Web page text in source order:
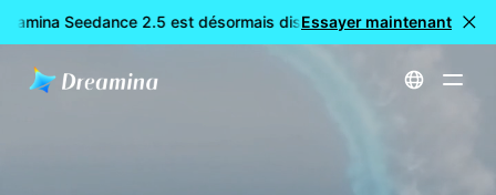
Seedance 2.5 est désormais disponible 🎉 Nouveau
Essayer maintenant
Accueil Créer Générateur vidéo Xianxia IA gratuit